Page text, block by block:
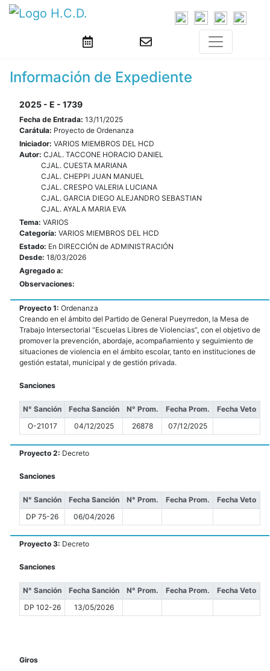
Información de Expediente
2025 - E - 1739
Fecha de Entrada: 13/11/2025
Carátula: Proyecto de Ordenanza
Iniciador: VARIOS MIEMBROS DEL HCD
Autor: CJAL. TACCONE HORACIO DANIEL
CJAL. CUESTA MARIANA
CJAL. CHEPPI JUAN MANUEL
CJAL. CRESPO VALERIA LUCIANA
CJAL. GARCIA DIEGO ALEJANDRO SEBASTIAN
CJAL. AYALA MARIA EVA
Tema: VARIOS
Categoría: VARIOS MIEMBROS DEL HCD
Estado: En DIRECCIÓN de ADMINISTRACIÓN
Desde: 18/03/2026
Agregado a:
Observaciones:
Proyecto 1: Ordenanza
Creando en el ámbito del Partido de General Pueyrredon, la Mesa de
Trabajo Intersectorial “Escuelas Libres de Violencias”, con el objetivo de
promover la prevención, abordaje, acompañamiento y seguimiento de
situaciones de violencia en el ámbito escolar, tanto en instituciones de
gestión estatal, municipal y de gestión privada.
Sanciones
N° Sanción Fecha Sanción N° Prom. Fecha Prom.
Fecha Veto
O-21017
04/12/2025 26878 07/12/2025
Proyecto 2: Decreto
Sanciones
N° Sanción Fecha Sanción N° Prom. Fecha Prom.
Fecha Veto
DP 75-26
06/04/2026
Proyecto 3: Decreto
Sanciones
N° Sanción Fecha Sanción N° Prom. Fecha Prom.
Fecha Veto
DP 102-26
13/05/2026
Giros